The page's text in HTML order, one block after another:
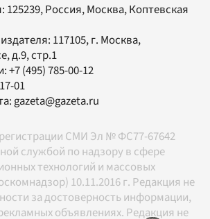
125239, Россия, Москва, Коптевская
117105, г. Москва,
д.9, стр.1
+7 (495) 785-00-12
01
gazeta@gazeta.ru
СМИ Эл № ФС77-67642
службой по надзору в сфере
технологий и массовых
10.11.2016 г. Редакция не
за достоверность информации,
объявлениях. Редакция не